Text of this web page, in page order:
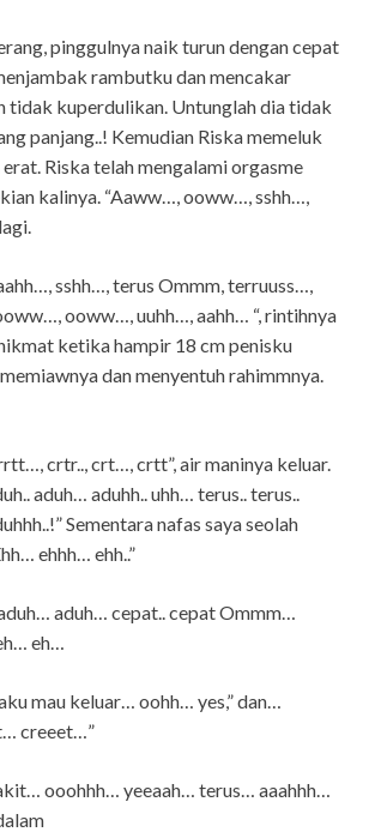
pinggulnya naik turun dengan cepat
rambutku dan mencakar
tidak kuperdulikan. Untunglah dia tidak
panjang..! Kemudian Riska memeluk
Riska telah mengalami orgasme
kalinya. “Aaww…, ooww…, sshh…,
sshh…, terus Ommm, terruuss…,
ooww…, uuhh…, aahh… “, rintihnya
ketika hampir 18 cm penisku
dan menyentuh rahimmnya.
crtr.., crt…, crtt”, air maninya keluar.
aduh… aduhh.. uhh… terus.. terus..
Sementara nafas saya seolah
ehhh… ehh..”
aduh… cepat.. cepat Ommm…
eh…
mau keluar… oohh… yes,” dan…
creeet…”
ooohhh… yeeaah… terus… aaahhh…